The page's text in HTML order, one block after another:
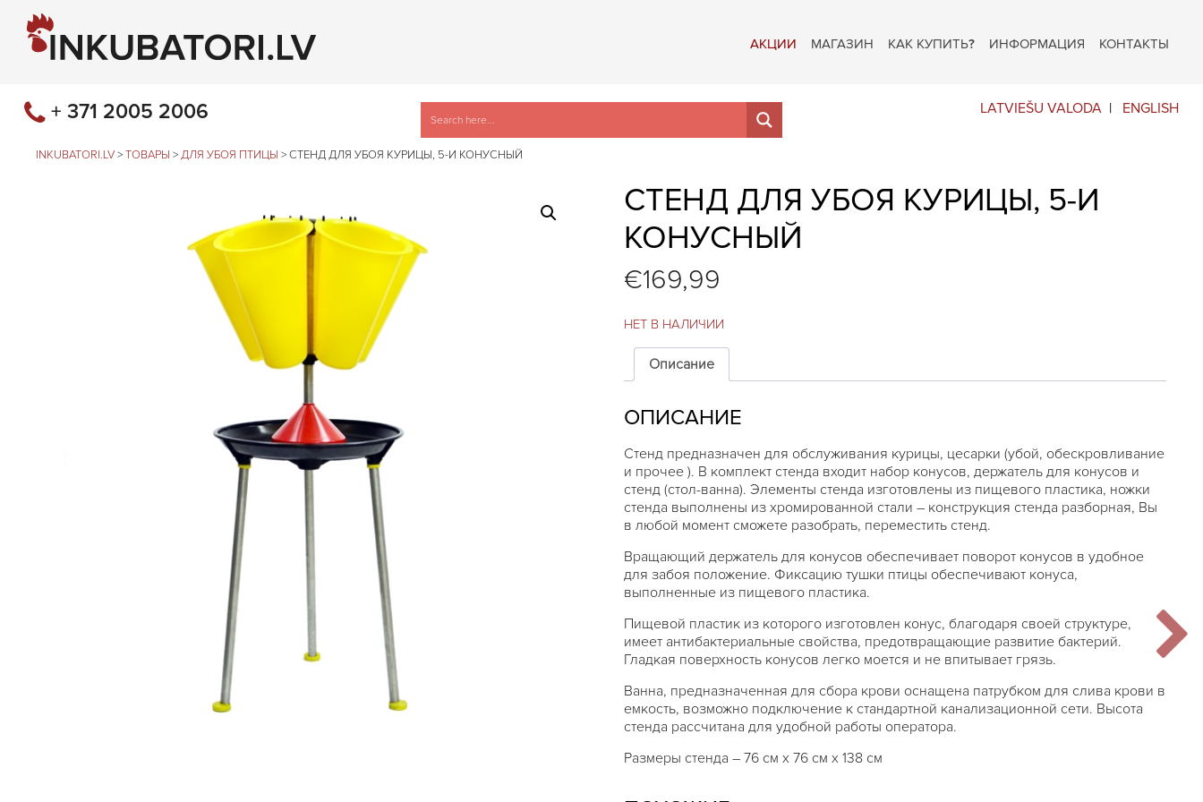
АКЦИИ МАГАЗИН КАК КУПИТЬ? ИНФОРМАЦИЯ КОНТАКТЫ
LATVIEŠU VALODA ENGLISH
+ 371 2005 2006
INKUBATORI.LV > ТОВАРЫ > ДЛЯ УБОЯ ПТИЦЫ > СТЕНД ДЛЯ УБОЯ КУРИЦЫ, 5-И КОНУСНЫЙ
СТЕНД ДЛЯ УБОЯ КУРИЦЫ, 5-И
КОНУСНЫЙ
€169,99
НЕТ В НАЛИЧИИ
Описание
ОПИСАНИЕ
Стенд предназначен для обслуживания курицы, цесарки (убой, обескровливание
и прочее ). В комплект стенда входит набор конусов, держатель для конусов и
стенд (стол-ванна). Элементы стенда изготовлены из пищевого пластика, ножки
стенда выполнены из хромированной стали – конструкция стенда разборная, Вы
в любой момент сможете разобрать, переместить стенд.
Вращающий держатель для конусов обеспечивает поворот конусов в удобное
для забоя положение. Фиксацию тушки птицы обеспечивают конуса,
выполненные из пищевого пластика.
Пищевой пластик из которого изготовлен конус, благодаря своей структуре,
имеет антибактериальные свойства, предотвращающие развитие бактерий.
Гладкая поверхность конусов легко моется и не впитывает грязь.
Ванна, предназначенная для сбора крови оснащена патрубком для слива крови в
емкость, возможно подключение к стандартной канализационной сети. Высота
стенда рассчитана для удобной работы оператора.
Размеры стенда – 76 см х 76 см х 138 см